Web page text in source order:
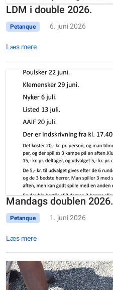
LDM i double 2026.
Petanque 6. juni 2026
Læs mere
Mandags doublen 2026.
Petanque 1. juni 2026
Læs mere